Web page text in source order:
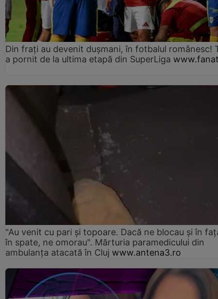
Din frați au devenit dușmani, în fotbalul românesc!
a pornit de la ultima etapă din SuperLiga
"Au venit cu pari și topoare. Dacă ne blocau şi în
în spate, ne omorau". Mărturia paramedicului din
ambulanţa atacată în Cluj www.antena3.ro